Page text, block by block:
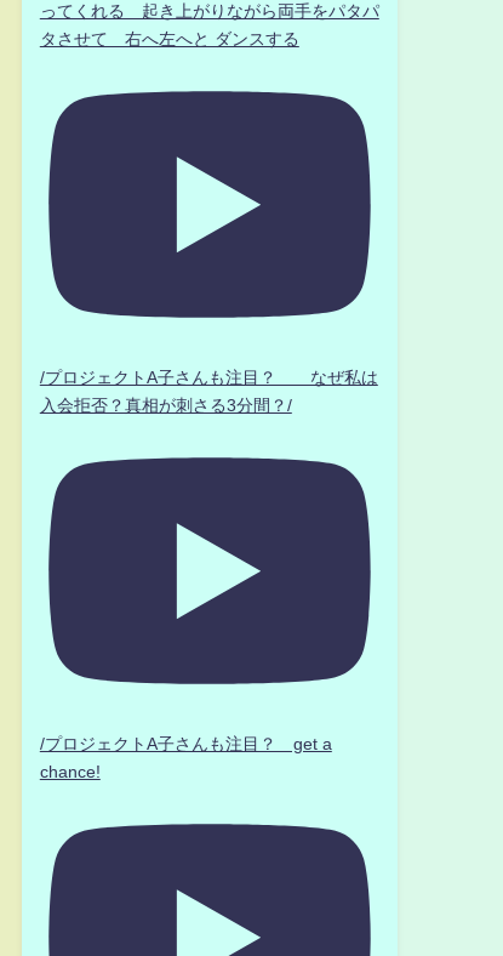
ってくれる 起き上がりながら両手をパタパ
タさせて 右へ左へと ダンスする
/プロジェクトA子さんも注目？ なぜ私は
入会拒否？真相が刺さる3分間？/
/プロジェクトA子さんも注目？ get a
chance!